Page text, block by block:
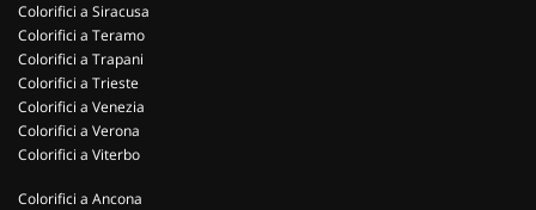
Colorifici a Siracusa
Colorifici a Teramo
Colorifici a Trapani
Colorifici a Trieste
Colorifici a Venezia
Colorifici a Verona
Colorifici a Viterbo
Colorifici a Ancona